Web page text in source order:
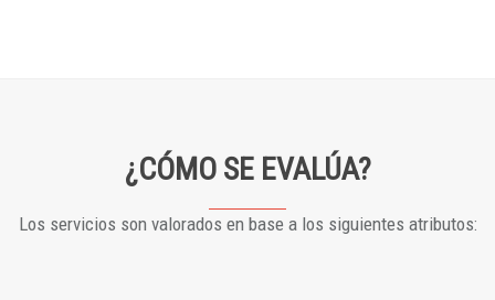
¿CÓMO SE EVALÚA?
Los servicios son valorados en base a los siguientes atributos: